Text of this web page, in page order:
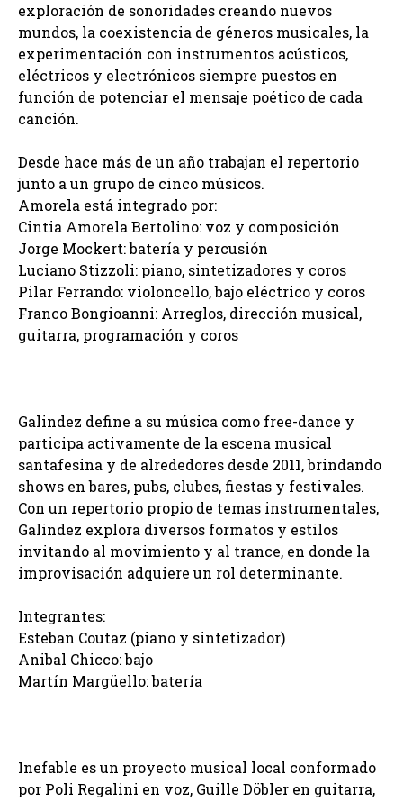
exploración de sonoridades creando nuevos
mundos, la coexistencia de géneros musicales, la
experimentación con instrumentos acústicos,
eléctricos y electrónicos siempre puestos en
función de potenciar el mensaje poético de cada
canción.
Desde hace más de un año trabajan el repertorio
junto a un grupo de cinco músicos.
Amorela está integrado por:
Cintia Amorela Bertolino: voz y composición
Jorge Mockert: batería y percusión
Luciano Stizzoli: piano, sintetizadores y coros
Pilar Ferrando: violoncello, bajo eléctrico y coros
Franco Bongioanni: Arreglos, dirección musical,
guitarra, programación y coros
Galindez define a su música como free-dance y
participa activamente de la escena musical
santafesina y de alrededores desde 2011, brindando
shows en bares, pubs, clubes, fiestas y festivales.
Con un repertorio propio de temas instrumentales,
Galindez explora diversos formatos y estilos
invitando al movimiento y al trance, en donde la
improvisación adquiere un rol determinante.
Integrantes:
Esteban Coutaz (piano y sintetizador)
Anibal Chicco: bajo
Martín Margüello: batería
Inefable es un proyecto musical local conformado
por Poli Regalini en voz, Guille Döbler en guitarra,